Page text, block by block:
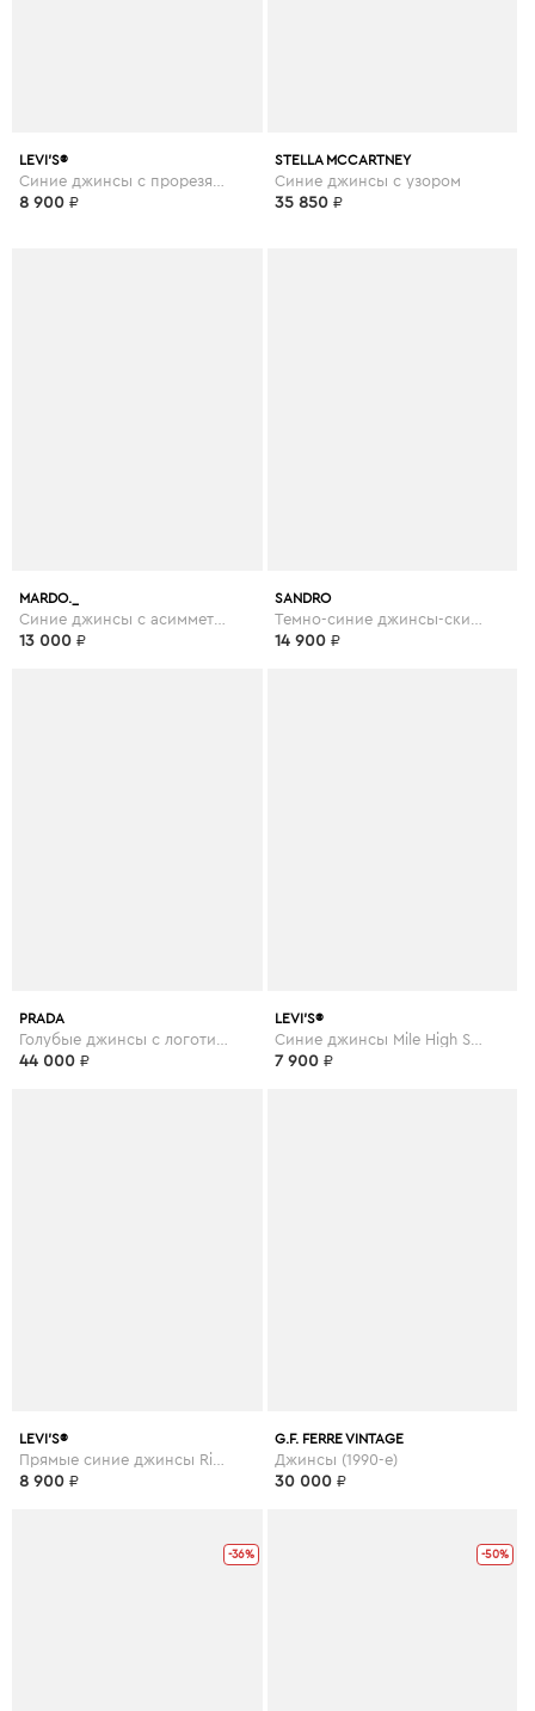
LEVI’S®
8 900 ₽
STELLA MCCARTNEY
Синие джинсы с узором
35 850 ₽
MARDO._
13 000 ₽
SANDRO
14 900 ₽
PRADA
44 000 ₽
LEVI’S®
Синие джинсы Mile High Super Skinny
7 900 ₽
LEVI’S®
8 900 ₽
G.F. FERRE VINTAGE
Джинсы (1990-е)
30 000 ₽
-36% -50%